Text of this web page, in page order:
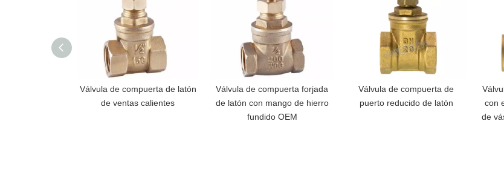
Válvula de compuerta de latón
de ventas calientes
Válvula de compuerta forjada
de latón con mango de hierro
fundido OEM
Válvula de compuerta de
puerto reducido de latón
con
de